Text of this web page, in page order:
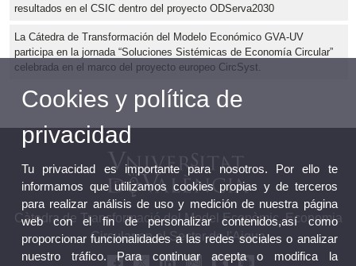
resultados en el CSIC dentro del proyecto ODServa2030
La Cátedra de Transformación del Modelo Económico GVA-UV
participa en la jornada “Soluciones Sistémicas de Economía Circular”
celebrada en el marco del proyecto europeo CircSyst.
Càtedra de Transformació del Model Econòmic. Economia
Circular en el Sector de l'Aigua
Cookies y política de
privacidad
Tu privacidad es importante para nosotros. Por ello te
informamos que utilizamos cookies propias y de terceros
para realizar análisis de uso y medición de nuestra página
web con el fin de personalizar contenidos,así como
proporcionar funcionalidades a las redes sociales o analizar
nuestro tráfico. Para continuar acepta o modifica la